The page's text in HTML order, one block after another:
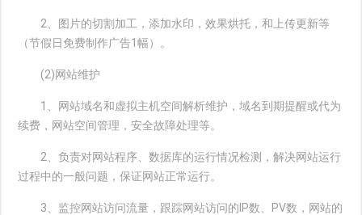
2、图片的切割加工，添加水印，效果烘托，和上传更新等
（节假日免费制作广告1幅）。
(2)网站维护
1、网站域名和虚拟主机空间解析维护，域名到期提醒或代为
续费，网站空间管理，安全故障处理等。
2、负责对网站程序、数据库的运行情况检测，解决网站运行
过程中的一般问题，保证网站正常运行。
3、监控网站访问流量，跟踪网站访问的IP数、PV数，网站的